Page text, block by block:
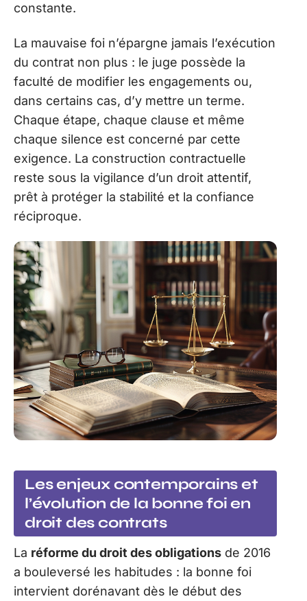
constante.
La mauvaise foi n’épargne jamais l’exécution
du contrat non plus : le juge possède la
faculté de modifier les engagements ou,
dans certains cas, d’y mettre un terme.
Chaque étape, chaque clause et même
chaque silence est concerné par cette
exigence. La construction contractuelle
reste sous la vigilance d’un droit attentif,
prêt à protéger la stabilité et la confiance
réciproque.
Les enjeux contemporains et
l’évolution de la bonne foi en
droit des contrats
La réforme du droit des obligations de 2016
a bouleversé les habitudes : la bonne foi
intervient dorénavant dès le début des